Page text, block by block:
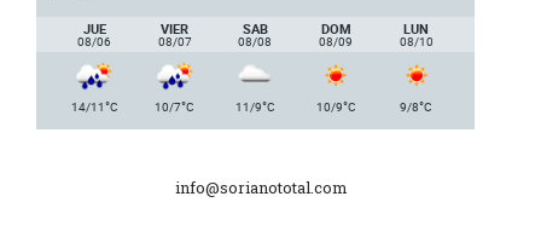
Plan de Regularización de Adeudos
2025
JUE
08/06
VIER
08/07
SAB
08/08
DOM
08/09
LUN
08/10
14/11°C 10/7°C 11/9°C 10/9°C 9/8°C
info@sorianototal.com